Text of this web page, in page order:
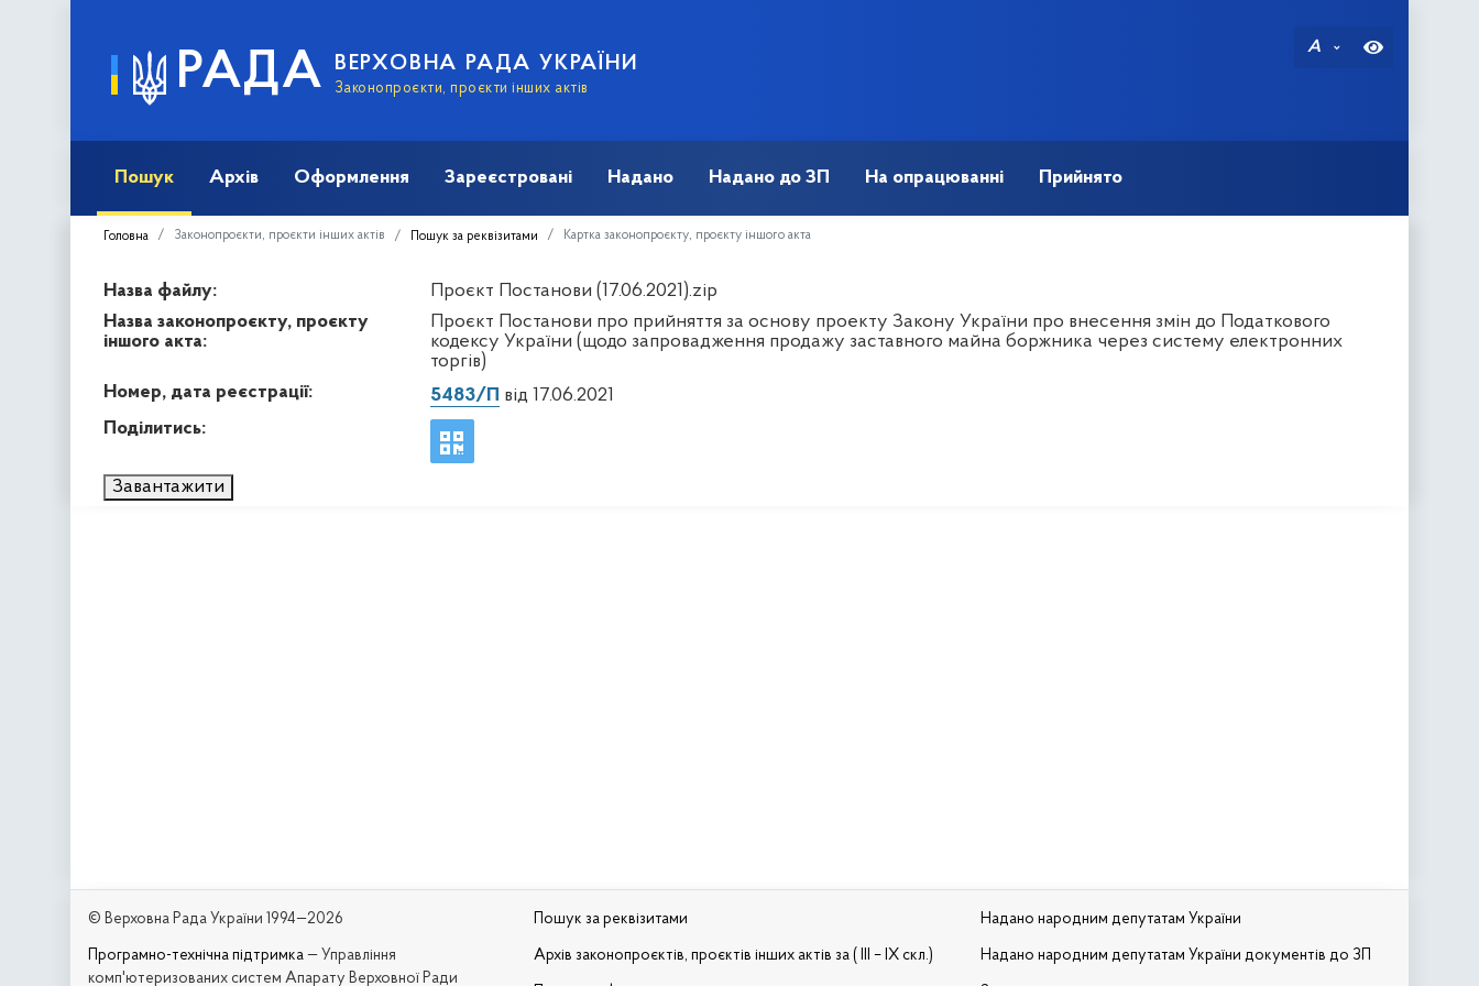
РАДА ВЕРХОВНА РАДА УКРАЇНИ
Законопроєкти, проєкти інших актів
A
Пошук Архів Оформлення Зареєстровані Надано Надано до ЗП На опрацюванні Прийнято
Головна Законопроєкти, проєкти інших актів Пошук за реквізитами Картка законопроєкту, проєкту іншого акта
Назва файлу:
Проєкт Постанови (17.06.2021).zip
Назва законопроєкту, проєкту
іншого акта:
Проєкт Постанови про прийняття за основу проекту Закону України про внесення змін до Податкового
кодексу України (щодо запровадження продажу заставного майна боржника через систему електронних
торгів)
Номер, дата реєстрації:
5483/П від 17.06.2021
Поділитись:
Завантажити
© Верховна Рада України 1994—2026
Програмно-технічна підтримка — Управління
комп'ютеризованих систем Апарату Верховної Ради
Пошук за реквізитами
Архів законопроєктів, проєктів інших актів за ( III – IX скл.)
Надано народним депутатам України
Надано народним депутатам України документів до ЗП